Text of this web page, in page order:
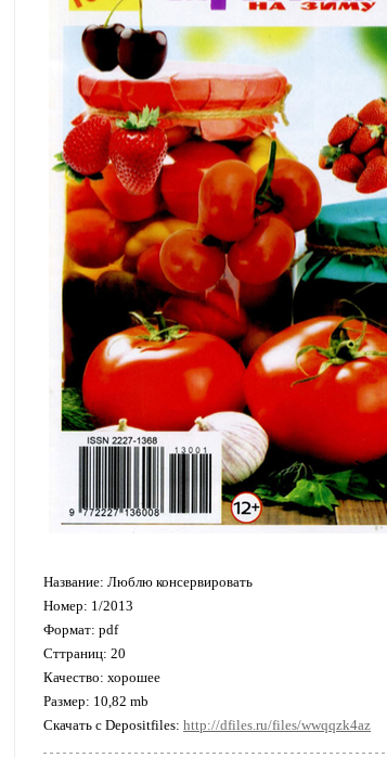
Название: Люблю консервировать
Номер: 1/2013
Формат: pdf
Сттраниц: 20
Качество: хорошее
Размер: 10,82 mb
Скачать с Depositfiles: http://dfiles.ru/files/wwqqzk4az